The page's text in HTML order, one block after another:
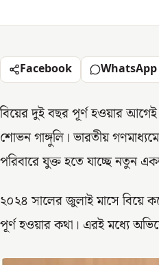
Facebook WhatsApp
বিয়ের দুই বছর পূর্ণ হওয়ার আগেই
শোভন গাঙ্গুলি। ভারতীয়
পরিবারে যুক্ত হতে যাচ্ছে নতুন
২০২৪ সালের জুলাই মাসে বিয়ে
পূর্ণ হওয়ার কথা। এরই মধ্যে